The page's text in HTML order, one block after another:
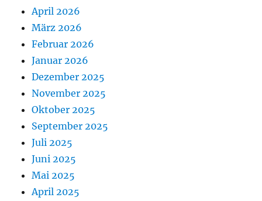
April 2026
März 2026
Februar 2026
Januar 2026
Dezember 2025
November 2025
Oktober 2025
September 2025
Juli 2025
Juni 2025
Mai 2025
April 2025